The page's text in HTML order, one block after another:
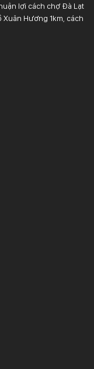
lợi cách chợ Đà Lạt
Xuân Hương 1km, cách